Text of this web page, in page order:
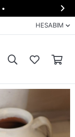
• 
HESABIM